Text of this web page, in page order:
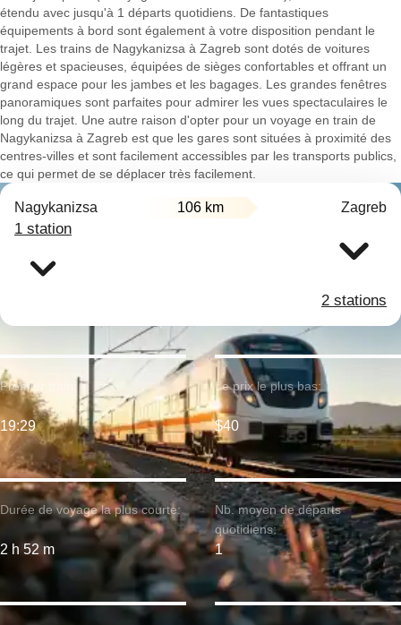
étendu avec jusqu'à 1 départs quotidiens. De fantastiques
équipements à bord sont également à votre disposition pendant le
trajet. Les trains de Nagykanizsa à Zagreb sont dotés de voitures
légères et spacieuses, équipées de sièges confortables et offrant un
grand espace pour les jambes et les bagages. Les grandes fenêtres
panoramiques sont parfaites pour admirer les vues spectaculaires le
long du trajet. Une autre raison d'opter pour un voyage en train de
Nagykanizsa à Zagreb est que les gares sont situées à proximité des
centres-villes et sont facilement accessibles par les transports publics,
ce qui permet de se déplacer très facilement.
Nagykanizsa 106 km Zagreb
1 station
2 stations
Durée de voyage la plus courte:
2 h 52 m
Premier train:
19:29
Le prix le plus bas:
$40
Nb. moyen de départs
quotidiens:
1